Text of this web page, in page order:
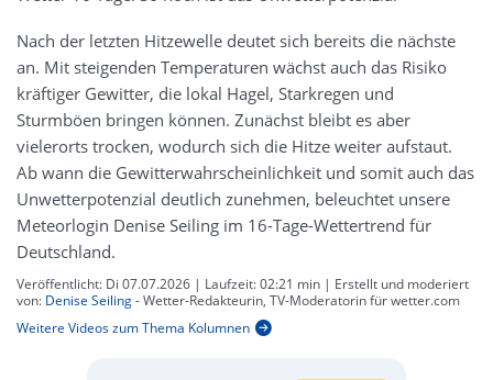
Nach der letzten Hitzewelle deutet sich bereits die nächste
an. Mit steigenden Temperaturen wächst auch das Risiko
kräftiger Gewitter, die lokal Hagel, Starkregen und
Sturmböen bringen können. Zunächst bleibt es aber
vielerorts trocken, wodurch sich die Hitze weiter aufstaut.
Ab wann die Gewitterwahrscheinlichkeit und somit auch das
Unwetterpotenzial deutlich zunehmen, beleuchtet unsere
Meteorlogin Denise Seiling im 16-Tage-Wettertrend für
Deutschland.
Veröffentlicht: Di 07.07.2026 | Laufzeit:02:21 min | Erstellt und moderiert
von: Denise Seiling- Wetter-Redakteurin, TV-Moderatorin für wetter.com
Weitere Videos zum Thema Kolumnen